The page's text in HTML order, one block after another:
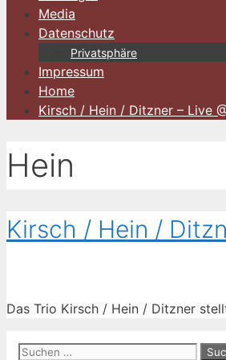
Media
Datenschutz
Privatsphäre
Impressum
Home
Kirsch / Hein / Ditzner – Live
Hein
Kirsch / Hein /
Das Trio Kirsch / Hein / Ditzner
Suchen